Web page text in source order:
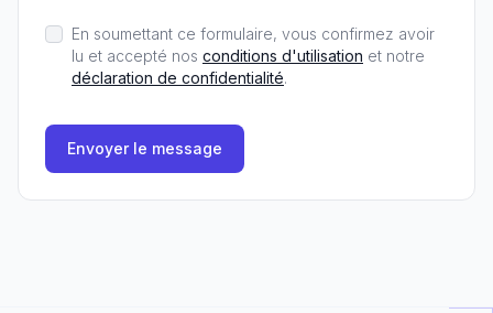
En soumettant ce formulaire, vous confirmez avoir
lu et accepté nos conditions d'utilisation et notre
déclaration de confidentialité.
Envoyer le message